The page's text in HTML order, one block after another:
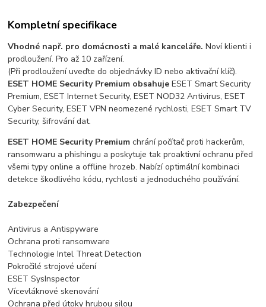
Kompletní specifikace
Vhodné např. pro domácnosti a malé kanceláře. Noví klienti i
prodloužení. Pro až 10 zařízení.
(Při prodloužení uveďte do objednávky ID nebo aktivační klíč).
ESET HOME Security Premium obsahuje ESET Smart Security
Premium, ESET Internet Security, ESET NOD32 Antivirus, ESET
Cyber Security, ESET VPN neomezené rychlosti, ESET Smart TV
Security, šifrování dat.
ESET HOME Security Premium chrání počítač proti hackerům,
ransomwaru a phishingu a poskytuje tak proaktivní ochranu před
všemi typy online a offline hrozeb. Nabízí optimální kombinaci
detekce škodlivého kódu, rychlosti a jednoduchého používání.
Zabezpečení
Antivirus a Antispyware
Ochrana proti ransomware
Technologie Intel Threat Detection
Pokročilé strojové učení
ESET SysInspector
Vícevláknové skenování
Ochrana před útoky hrubou silou